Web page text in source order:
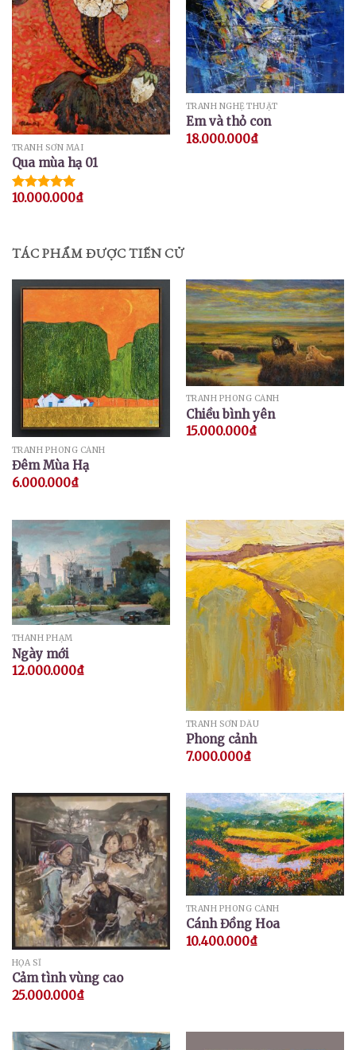
TRANH SƠN MÀI
Qua mùa hạ 01
Được xếp
10.000.000₫
TRANH NGHỆ THUẬT
Em và thỏ con
18.000.000₫
TÁC PHẨM ĐƯỢC TIẾN CỬ
TRANH PHONG CẢNH
Đêm Mùa Hạ
6.000.000₫
TRANH PHONG CẢNH
Chiều bình yên
15.000.000₫
THÀNH PHẠM
Ngày mới
12.000.000₫
TRANH SƠN DẦU
Phong cảnh
7.000.000₫
HỌA SĨ
Cảm tình vùng cao
25.000.000₫
TRANH PHONG CẢNH
Cánh Đồng Hoa
10.400.000₫